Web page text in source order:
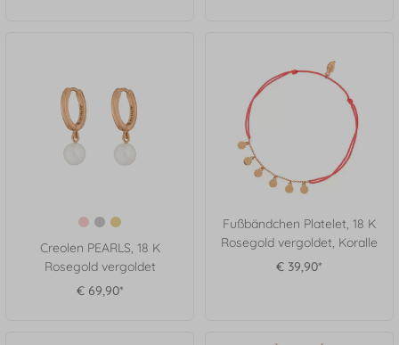
Creolen PEARLS, 18 K
Rosegold vergoldet
€ 69,90*
Fußbändchen Platelet, 18 K
Rosegold vergoldet, Koralle
€ 39,90*